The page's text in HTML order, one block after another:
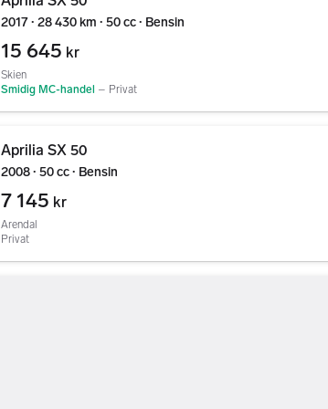
2017 ∙ 28 430 km ∙ 50 cc ∙ Bensin
15 645 kr
Skien
Smidig MC-handel – Privat
Aprilia SX 50
2008 ∙ 50 cc ∙ Bensin
7 145 kr
Arendal
Privat